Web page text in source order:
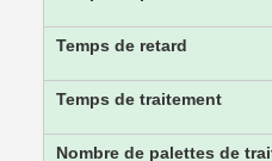
Temps de retard
Temps de traitement
Nombre de palettes de